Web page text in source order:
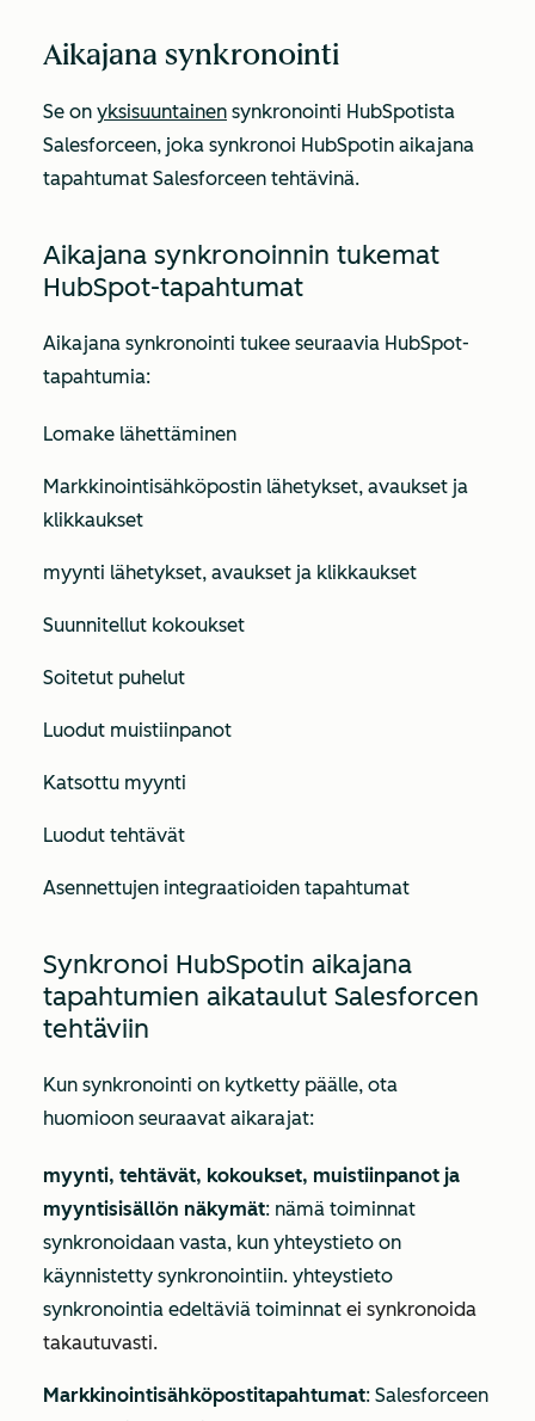
Aikajana synkronointi
Se on yksisuuntainen synkronointi HubSpotista
Salesforceen, joka synkronoi HubSpotin aikajana
tapahtumat Salesforceen tehtävinä.
Aikajana synkronoinnin tukemat
HubSpot-tapahtumat
Aikajana synkronointi tukee seuraavia HubSpot-
tapahtumia:
Lomake lähettäminen
Markkinointisähköpostin lähetykset, avaukset ja
klikkaukset
myynti lähetykset, avaukset ja klikkaukset
Suunnitellut kokoukset
Soitetut puhelut
Luodut muistiinpanot
Katsottu myynti
Luodut tehtävät
Asennettujen integraatioiden tapahtumat
Synkronoi HubSpotin aikajana
tapahtumien aikataulut Salesforcen
tehtäviin
Kun synkronointi on kytketty päälle, ota
huomioon seuraavat aikarajat:
myynti, tehtävät, kokoukset, muistiinpanot ja
myyntisisällön näkymät: nämä toiminnat
synkronoidaan vasta, kun yhteystieto on
käynnistetty synkronointiin. yhteystieto
synkronointia edeltäviä toiminnat ei synkronoida
takautuvasti.
Markkinointisähköpostitapahtumat: Salesforceen